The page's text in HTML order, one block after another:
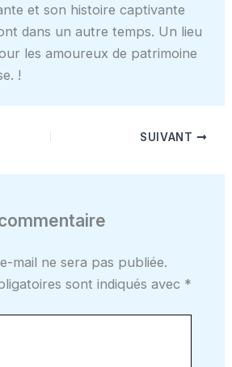
et son histoire captivante
dans un autre temps. Un lieu
les amoureux de patrimoine
!
SUIVANT
mail ne sera pas publiée.
sont indiqués avec *